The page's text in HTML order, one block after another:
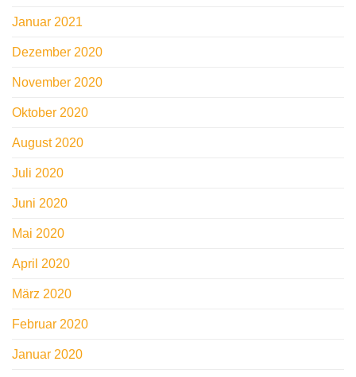
Januar 2021
Dezember 2020
November 2020
Oktober 2020
August 2020
Juli 2020
Juni 2020
Mai 2020
April 2020
März 2020
Februar 2020
Januar 2020